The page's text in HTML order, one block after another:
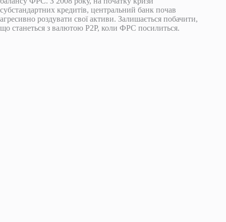
субстандартних кредитів, центральний банк почав
агресивно роздувати свої активи. Залишається побачити,
що станеться з валютою P2P, коли ФРС посилиться.